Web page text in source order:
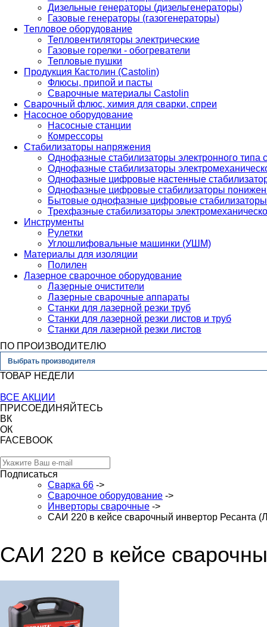
Дизельные генераторы (дизельгенераторы)
Газовые генераторы (газогенераторы)
Тепловое оборудование
Тепловентиляторы электрические
Газовые горелки - обогреватели
Тепловые пушки
Продукция Кастолин (Castolin)
Флюсы, припой и пасты
Сварочные материалы Castolin
Сварочный флюс, химия для сварки, спреи
Насосное оборудование
Насосные станции
Комрессоры
Стабилизаторы напряжения
Однофазные стабилизаторы электронного
Однофазные стабилизаторы
Однофазные цифровые настенные
Однофазные цифровые стабилизаторы
Бытовые однофазные цифровые стабилизаторы
Трехфазные стабилизаторы
Инструменты
Рулетки
Углошлифовальные машинки (УШМ)
Материалы для изоляции
Полилен
Лазерное сварочное оборудование
Лазерные очистители
Лазерные сварочные аппараты
Станки для лазерной резки труб
Станки для лазерной резки листов и труб
Станки для лазерной резки листов
ПО ПРОИЗВОДИТЕЛЮ
Выбрать производителя
ТОВАР НЕДЕЛИ
ВСЕ АКЦИИ
ПРИСОЕДИНЯЙТЕСЬ
ВК
ОК
FACEBOOK
Подписаться
Сварка 66 ->
Сварочное оборудование ->
Инверторы сварочные ->
САИ 220 в кейсе сварочный инвертор Ресанта
САИ 220 в кейсе